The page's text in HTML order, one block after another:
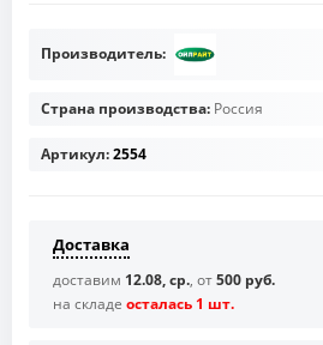
Производитель:
Страна производства: Россия
Артикул:2554
Доставка
доставим 12.08, ср., от500 руб.
на складе осталась 1 шт.